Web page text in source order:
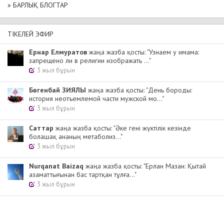
» БАРЛЫҚ БЛОГТАР
ТІКЕЛЕЙ ЭФИР
Ернар Елмуратов жаңа жазба қосты: "Узнаем у имама:
запрещено ли в религии изображать ..."
3 жыл бұрын
Бөгенбай ЗИЯЛЫ жаңа жазба қосты: "День бороды:
история неотъемлемой части мужской мо..."
3 жыл бұрын
Cаттар жаңа жазба қосты: "Әке гені жүктілік кезінде
болашақ ананың метаболиз..."
3 жыл бұрын
Nurqanat Baizaq жаңа жазба қосты: "Ерлан Мазан: Қытай
азаматтығынан бас тартқан тұлға..."
3 жыл бұрын